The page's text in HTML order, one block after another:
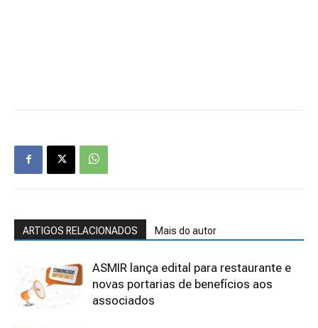
ARTIGOS RELACIONADOS Mais do autor
ASMIR lança edital para restaurante e
novas portarias de benefícios aos
associados